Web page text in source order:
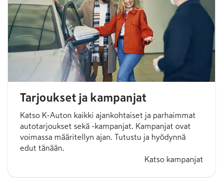
Tarjoukset ja kampanjat
Katso K-Auton kaikki ajankohtaiset ja parhaimmat
autotarjoukset sekä -kampanjat. Kampanjat ovat
voimassa määritellyn ajan. Tutustu ja hyödynnä
edut tänään.
Katso kampanjat